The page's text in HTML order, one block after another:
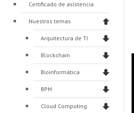
Certificado de asistencia
Nuestros temas
Arquitectura de TI
Blockchain
Bioinformática
BPM
Cloud Computing